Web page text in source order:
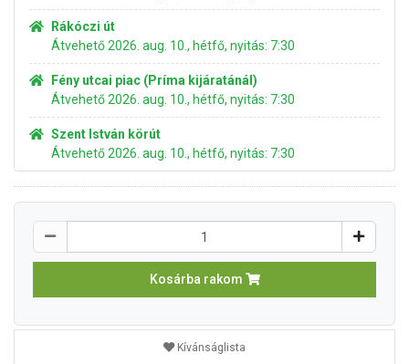
Rákóczi út
Átvehető 2026. aug. 10., hétfő, nyitás: 7:30
Fény utcai piac (Príma kijáratánál)
Átvehető 2026. aug. 10., hétfő, nyitás: 7:30
Szent István körút
Átvehető 2026. aug. 10., hétfő, nyitás: 7:30
Kosárba rakom
Kívánságlista